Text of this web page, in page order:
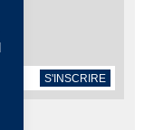
S'INSCRIRE